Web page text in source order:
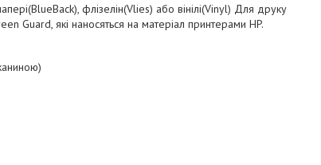
флізелін(Vlies) або вінілі(Vinyl) Для друку
Guard, які наносяться на матеріал принтерами HP.